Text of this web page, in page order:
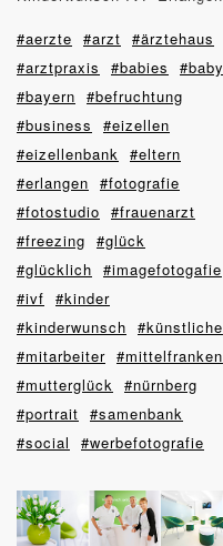
#aerzte #arzt #ärztehaus
#arztpraxis
#babies
#baby
#bayern #befruchtung
#business
#eizellen
#eizellenbank #eltern
#erlangen #fotografie
#fotostudio #frauenarzt
#freezing #glück
#glücklich #imagefotogafie
#ivf #kinder
#kinderwunsch #künstliche
#mitarbeiter #mittelfranken
#mutterglück #nürnberg
#portrait #samenbank
#social
#werbefotografie